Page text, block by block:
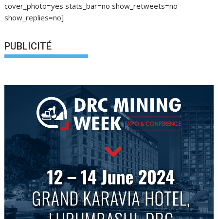
cover_photo=yes stats_bar=no show_retweets=no
show_replies=no]
PUBLICITÉ